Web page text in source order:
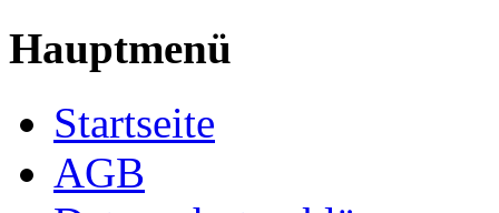
Hauptmenü
Startseite
AGB